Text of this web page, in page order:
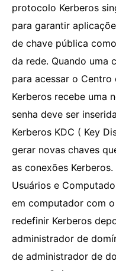
protocolo Kerberos
para garantir
de chave pública
da rede. Quando uma
para acessar o
Kerberos recebe uma
senha deve ser
Kerberos KDC ( Key
gerar novas chaves
as conexões
Usuários e
em computador com
redefinir Kerberos
administrador de
de administrador de